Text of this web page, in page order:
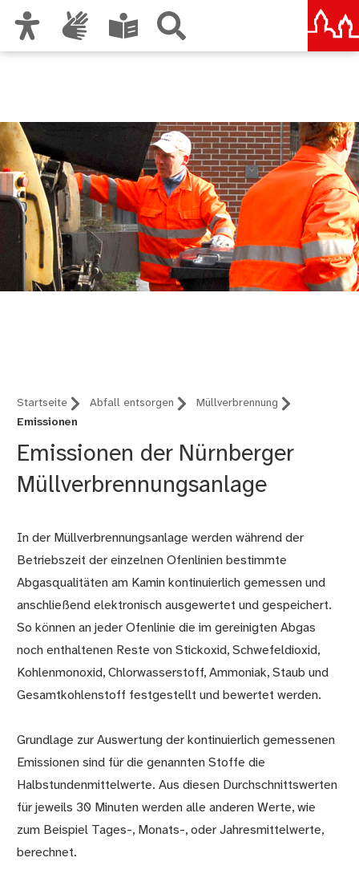
Startseite Abfall entsorgen
Müllverbrennung
Emissionen
Emissionen der Nürnberger
Müllverbrennungsanlage
In der Müllverbrennungsanlage werden während der
Betriebszeit der einzelnen Ofenlinien bestimmte
Abgasqualitäten am Kamin kontinuierlich gemessen und
anschließend elektronisch ausgewertet und gespeichert.
So können an jeder Ofenlinie die im gereinigten Abgas
noch enthaltenen Reste von Stickoxid, Schwefeldioxid,
Kohlenmonoxid, Chlorwasserstoff, Ammoniak, Staub und
Gesamtkohlenstoff festgestellt und bewertet werden.
Grundlage zur Auswertung der kontinuierlich gemessenen
Emissionen sind für die genannten Stoffe die
Halbstundenmittelwerte. Aus diesen Durchschnittswerten
für jeweils 30 Minuten werden alle anderen Werte, wie
zum Beispiel Tages-, Monats-, oder Jahresmittelwerte,
berechnet.